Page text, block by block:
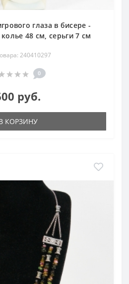
глаза в бисере -
48 см, серьги 7 см
240410297
0
руб.
КОРЗИНУ